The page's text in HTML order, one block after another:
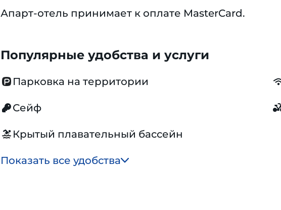
Апарт-отель принимает к оплате MasterCard.
Популярные удобства и услуги
Парковка на территории
Сейф
Крытый плавательный бассейн
Показать все удобства